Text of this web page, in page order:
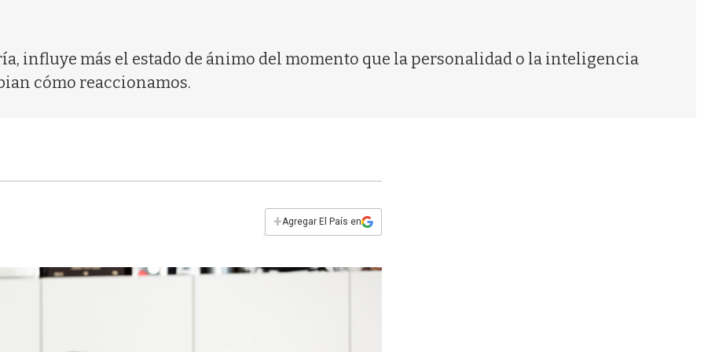
influye más el estado de ánimo del momento que la personalidad o la inteligencia
cómo reaccionamos.
+Agregar El País en